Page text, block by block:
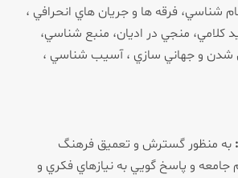
فرقه ها و جريان هاي انحرافي ،
منجي در اديان، منبع شناسي،
و جهاني سازي ، آسيب شناسي ،
به منظور گسترش و تعميق فرهنگ
و پاسخ گويي به نيازهاي فكري و